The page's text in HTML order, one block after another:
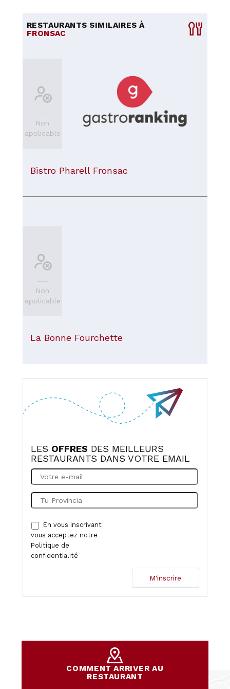
RESTAURANTS SIMILAIRES À
FRONSAC
Non
applicable
Bistro Pharell Fronsac
Non
applicable
La Bonne Fourchette
LES OFFRES DES MEILLEURS
RESTAURANTS DANS VOTRE EMAIL
En vous inscrivant
vous acceptez notre
Politique de
confidentialité
COMMENT ARRIVER AU
RESTAURANT